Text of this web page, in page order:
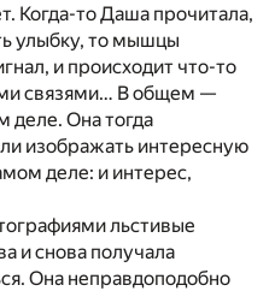
Когда-то Даша прочитала,
улыбку, то мышцы
и происходит что-то
связями… В общем —
деле. Она тогда
изображать интересную
деле: и интерес,
льстивые
и снова получала
Она неправдоподобно